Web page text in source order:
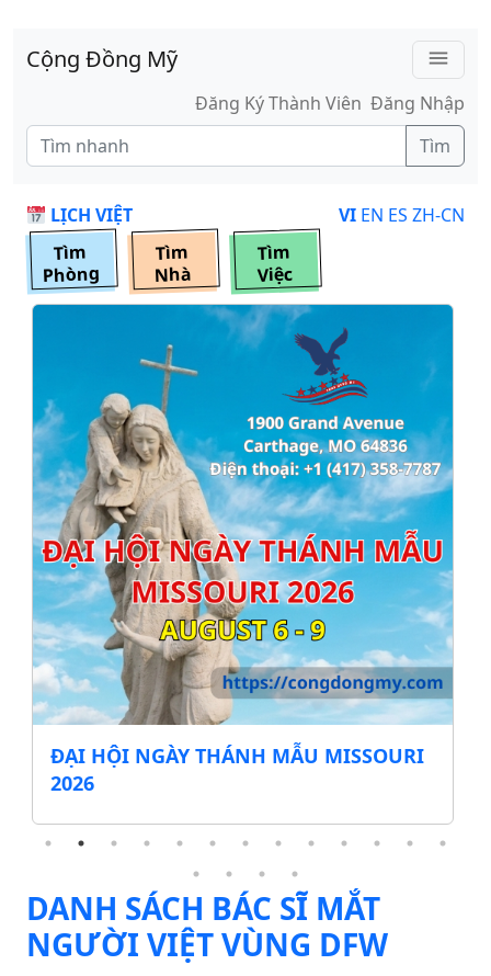
Cộng Đồng Mỹ
menu
Đăng Ký Thành Viên Đăng Nhập
Tìm
LỊCH VIỆT VI EN ES ZH-CN
Tìm
Phòng
Tìm
Nhà
Tìm
Việc
CẨM NANG MIỄN THUẾ MUA
DANH SÁCH BÁC SĨ MẮT
NGƯỜI VIỆT VÙNG DFW